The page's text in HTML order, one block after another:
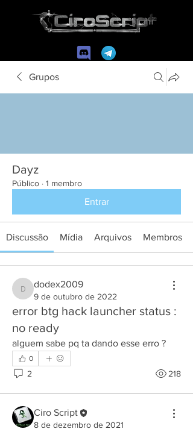
Grupos
Dayz
Público · 1 membro
Entrar
Discussão Mídia Arquivos Membros
dodex2009
dodex2009
9 de outubro de 2022
error btg hack launcher status :
no ready
alguem sabe pq ta dando esse erro ?
0
2 218
Ciro Script
8 de dezembro de 2021